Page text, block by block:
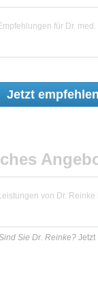
für Dr.
Jetzt empfehlen
von Dr. Reinke
Sie Dr. Reinke? Jetzt